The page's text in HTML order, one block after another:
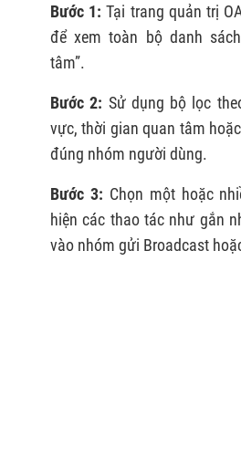
Bước 1:Tại trang quản trị
để xem toàn bộ danh
tâm”.
Bước 2: Sử dụng bộ lọc
vực, thời gian quan tâm
đúng nhóm người dùng.
Bước 3: Chọn một hoặc
hiện các thao tác như gắn
vào nhóm gửi Broadcast